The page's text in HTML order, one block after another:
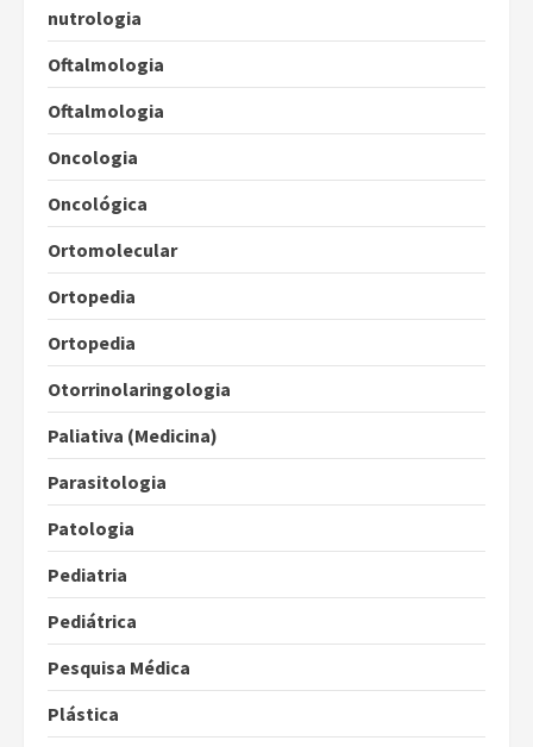
nutrologia
Oftalmologia
Oftalmologia
Oncologia
Oncológica
Ortomolecular
Ortopedia
Ortopedia
Otorrinolaringologia
Paliativa (Medicina)
Parasitologia
Patologia
Pediatria
Pediátrica
Pesquisa Médica
Plástica